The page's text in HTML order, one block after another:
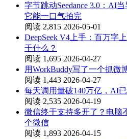
字节跳动Seedance 3.0：AI
它能一口气拍完
阅读 2,815 2026-05-01
DeepSeek V4上手：百万字
干什么？
阅读 1,695 2026-04-27
用WorkBuddy写了一个抓微
阅读 1,443 2026-04-27
每天调用量破140万亿，AI
阅读 2,535 2026-04-19
微信终于支持多开了？电脑
个微信
阅读 1,893 2026-04-15